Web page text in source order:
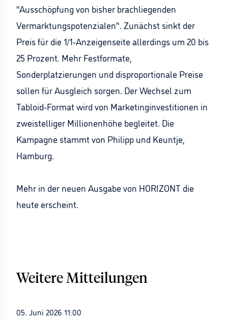
"Ausschöpfung von bisher brachliegenden
Vermarktungspotenzialen". Zunächst sinkt der
Preis für die 1/1-Anzeigenseite allerdings um 20 bis
25 Prozent. Mehr Festformate,
Sonderplatzierungen und disproportionale Preise
sollen für Ausgleich sorgen. Der Wechsel zum
Tabloid-Format wird von Marketinginvestitionen in
zweistelliger Millionenhöhe begleitet. Die
Kampagne stammt von Philipp und Keuntje,
Hamburg.
Mehr in der neuen Ausgabe von HORIZONT die
heute erscheint.
Weitere Mitteilungen
05. Juni 2026 11:00